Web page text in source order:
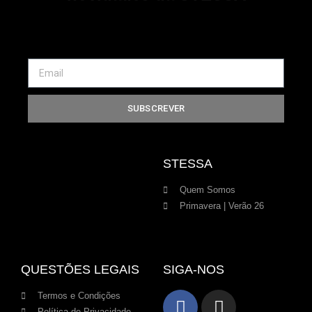
SUBSCREVER
STESSA
Quem Somos
Primavera | Verão 26
QUESTÕES LEGAIS
Termos e Condições
SIGA-NOS